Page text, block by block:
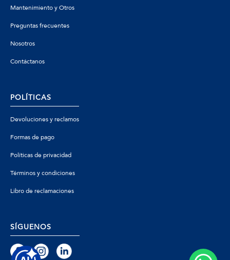
Mantenimiento y Otros
Preguntas frecuentes
Nosotros
Contáctanos
POLÍTICAS
Devoluciones y reclamos
Formas de pago
Políticas de privacidad
Términos y condiciones
Libro de reclamaciones
SÍGUENOS